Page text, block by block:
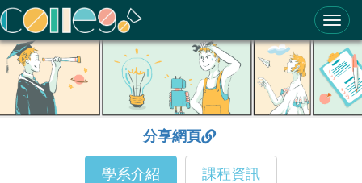
ColleGo! 大學選才與高中育才輔助系統
分享網頁
學系介紹 課程資訊